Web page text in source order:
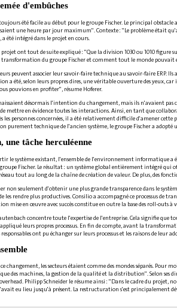
d'embûches
toujours été facile au début pour le groupe Fischer. Le principal
une heure par jour maximum". Contexte : "Le problème était
été intégré dans le projet en cours.
projet ont tout de suite expliqué : "Que la division 1030 ou 1010
du groupe Fischer et comment tout le monde pouvait
peuvent associer leur savoir-faire technique au savoir-faire
a été, selon leurs propres dires, une véritable ouverture des yeux,
pouvions en profiter", résume Hoferer.
désormais l'intention du changement, mais ils n'avaient
mettre en évidence toutes les interactions. Ainsi, en tant que
personnes concernées, il a été relativement difficile d'amener
purement technique de l'ancien système, le groupe Fischer a adopté
tâche herculéenne
le système existant, l'ensemble de l'environnement informatique a
Fischer. Le résultat : un système global entièrement intégré qui
tout au long de la chaîne de création de valeur. De plus, des
non seulement d'obtenir une plus grande transparence dans le
les rendre plus productives. Consilio a accompagné ce processus de
mise en œuvre avec succès constitue en outre la base des roll-outs
concentre toute l'expertise de l'entreprise. Cela signifie
leurs propres processus. En fin de compte, avant la
ont pu échanger sur leurs processus et les raisons de leur
changement, les secteurs étaient comme des mondes séparés.
des machines, la gestion de la qualité et la distribution". Selon ses
Philipp Schneider le résume ainsi : "Dans le cadre du projet,
eu lieu jusqu'à présent. La restructuration s'est principalement